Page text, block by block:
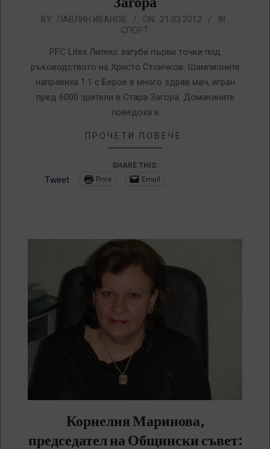
2012-
BY: ПАВЛИН ИВАНОВ ON: 21.03.2012
IN:
СПОРТ
PFC Litex Литекс загуби първи точки под
ръководството на Христо Стоичков. Шампионите
направиха 1:1 с Берое в много здрав мач, игран
пред 6000 зрители в Стара Загора. Домакините
поведоха в
ПРОЧЕТИ ПОВЕЧЕ:
SHARE THIS:
Tweet Print Email
Корнелия Маринова,
председател на Общински съвет: